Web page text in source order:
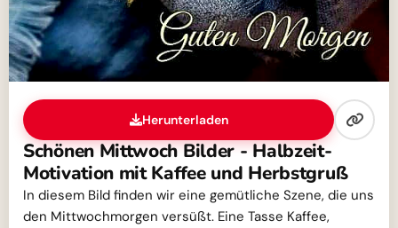
Herunterladen
Schönen Mittwoch Bilder - Halbzeit-
Motivation mit Kaffee und Herbstgruß
In diesem Bild finden wir eine gemütliche Szene, die uns
den Mittwochmorgen versüßt. Eine Tasse Kaffee,